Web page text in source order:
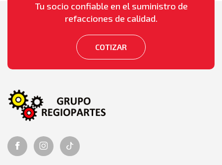
Tu socio confiable en el suministro de
refacciones de calidad.
COTIZAR